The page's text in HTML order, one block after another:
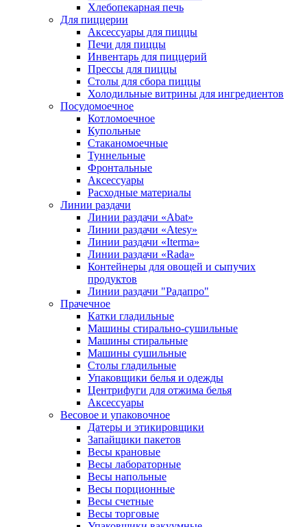
Хлебопекарная печь
Для пиццерии
Аксессуары для пиццы
Печи для пиццы
Инвентарь для пиццерий
Прессы для пиццы
Столы для сбора пиццы
Холодильные витрины для ингредиентов
Посудомоечное
Котломоечное
Купольные
Стаканомоечные
Туннельные
Фронтальные
Аксессуары
Расходные материалы
Линии раздачи
Линии раздачи «Abat»
Линии раздачи «Atesy»
Линии раздачи «Iterma»
Линии раздачи «Rada»
Контейнеры для овощей и сыпучих
продуктов
Линии раздачи "Радапро"
Прачечное
Катки гладильные
Машины стирально-сушильные
Машины стиральные
Машины сушильные
Столы гладильные
Упаковщики белья и одежды
Центрифуги для отжима белья
Аксессуары
Весовое и упаковочное
Датеры и этикировщики
Запайщики пакетов
Весы крановые
Весы лабораторные
Весы напольные
Весы порционные
Весы счетные
Весы торговые